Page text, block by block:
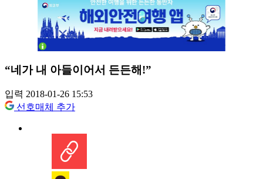
“네가 내 아들이어서 든든해!”
입력 2018-01-26 15:53
선호매체 추가